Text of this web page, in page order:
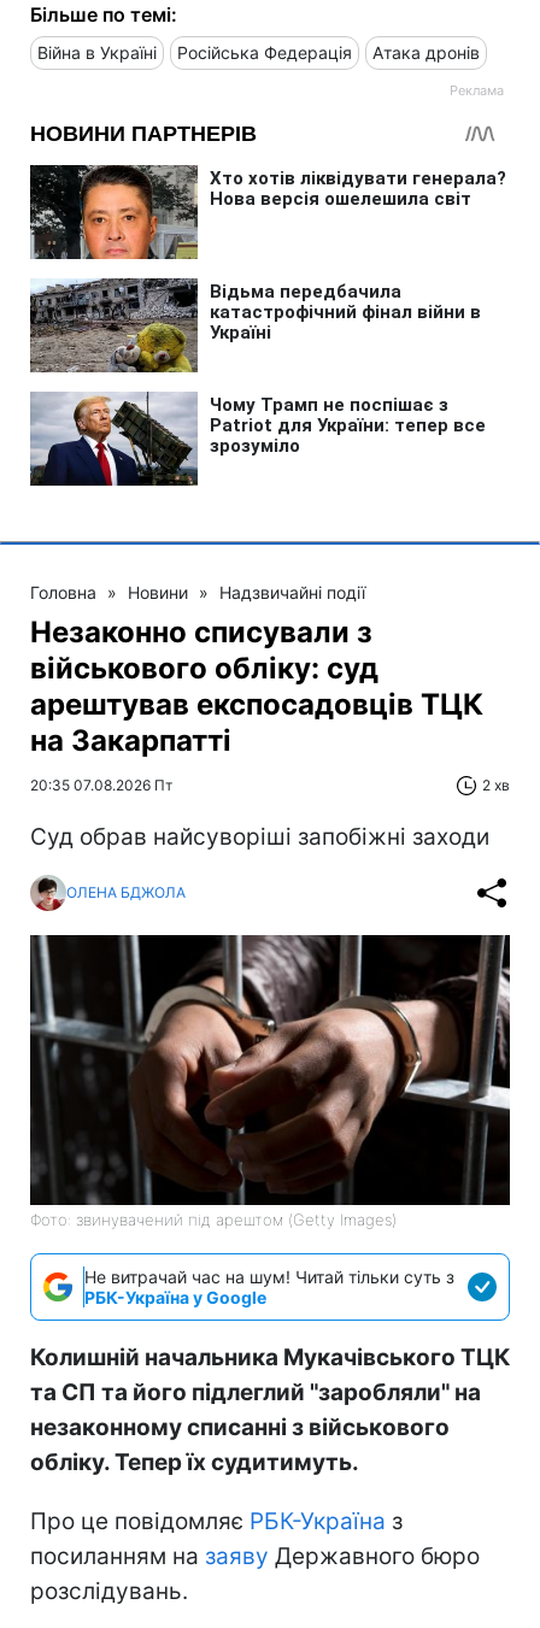
Більше по темі:
Війна в Україні Російська Федерація Атака дронів
Головна » Новини » Надзвичайні події
Незаконно списували з
військового обліку: суд
арештував експосадовців ТЦК
на Закарпатті
20:35 07.08.2026 Пт 2 хв
Суд обрав найсуворіші запобіжні заходи
ОЛЕНА БДЖОЛА
Фото: звинувачений під арештом (Getty Images)
Не витрачай час на шум! Читай тільки суть з
РБК-Україна у Google
Колишній начальника Мукачівського ТЦК
та СП та його підлеглий "заробляли" на
незаконному списанні з військового
обліку. Тепер їх судитимуть.
Про це повідомляє РБК-Україна з
посиланням на заяву Державного бюро
розслідувань.